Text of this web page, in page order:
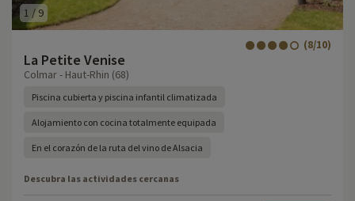
1 / 9
La Petite Venise
(8/10)
Colmar - Haut-Rhin (68)
Piscina cubierta y piscina infantil climatizada
Alojamiento con cocina totalmente equipada
En el corazón de la ruta del vino de Alsacia
Descubra las actividades cercanas